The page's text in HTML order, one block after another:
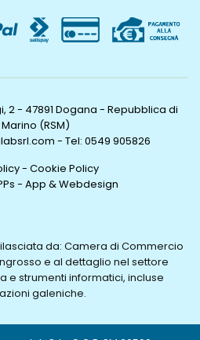
2 - 47891 Dogana - Repubblica di
(RSM)
- Tel: 0549 905826
- Cookie Policy
- App & Webdesign
da: Camera di Commercio
e al dettaglio nel settore
e strumenti informatici, incluse
galeniche.